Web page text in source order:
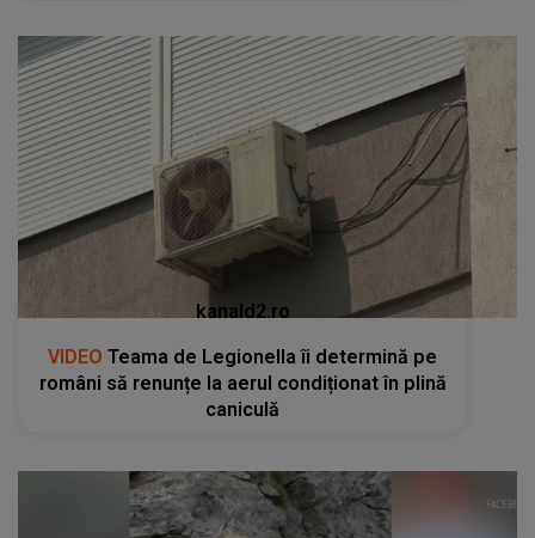
kanald2.ro
VIDEO Teama de Legionella îi determină pe
români să renunțe la aerul condiționat în plină
caniculă